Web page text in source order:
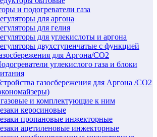
и подогреватели газа
для аргона
для гелия
для углекислоты и аргона
двухступенчатые c функцией
для Аргона/СО2
углекислого газа и блоки
газосбережения для Аргона /СО2
газовые и комплектующие к ним
керосиновые
пропановые инжекторные
ацетиленовые инжекторные